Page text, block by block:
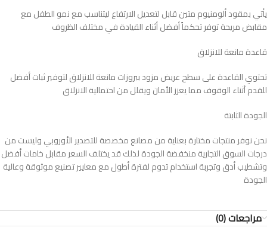
يأتي بمقود ألومنيوم متين قابل لتعديل الارتفاع ليتناسب مع نمو الطفل مع
مقابض مريحة توفر تحكماً أفضل أثناء القيادة في مختلف الظروف
قاعدة مانعة للانزلاق
تحتوي القاعدة على سطح عريض مزود ببروزات مانعة للانزلاق لتوفير ثبات أفضل
للقدم أثناء الوقوف مما يعزز الأمان ويقلل من احتمالية الانزلاق
الجودة الثابتة
نحن نوفر منتجات مختارة بعناية من مصانع مخصصة للتصدير الأوروبي وليست من
درجات السوق التجارية منخفضة الجودة لذلك قد يختلف السعر مقابل خامات أفضل
وتشطيب أدق وتجربة استخدام تدوم لفترة أطول مع معايير تصنيع موثوقة وعالية
الجودة
مراجعات (0)